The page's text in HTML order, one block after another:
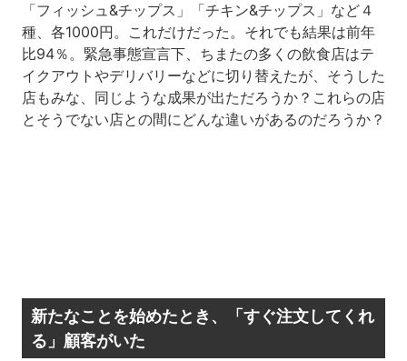
「フィッシュ&チップス」「チキン&チップス」など４
種、各1000円。これだけだった。それでも結果は前年
比94％。緊急事態宣言下、ちまたの多くの飲食店はテ
イクアウトやデリバリーなどに切り替えたが、そうした
店もみな、同じような成果が出ただろうか？これらの店
とそうでない店との間にどんな違いがあるのだろうか？
新たなことを始めたとき、「すぐ注文してくれ
る」顧客がいた